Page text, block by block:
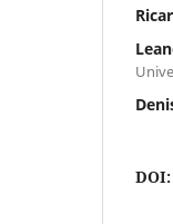
DOI: